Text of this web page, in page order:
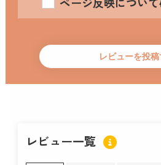
レビュー一覧